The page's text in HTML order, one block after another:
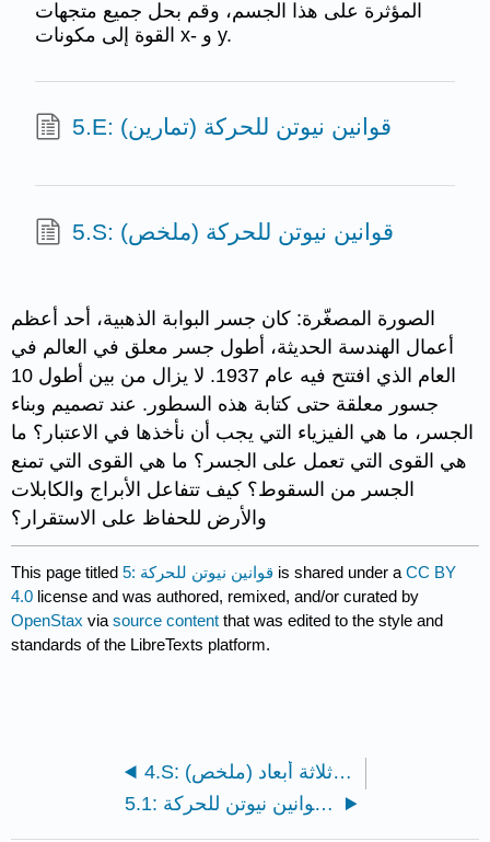
المؤثرة على هذا الجسم، وقم بحل جميع متجهات
القوة إلى مكونات x- و y.
5.E: قوانين نيوتن للحركة (تمارين)
5.S: قوانين نيوتن للحركة (ملخص)
الصورة المصغّرة: كان جسر البوابة الذهبية، أحد أعظم
أعمال الهندسة الحديثة، أطول جسر معلق في العالم في
العام الذي افتتح فيه عام 1937. لا يزال من بين أطول 10
جسور معلقة حتى كتابة هذه السطور. عند تصميم وبناء
الجسر، ما هي الفيزياء التي يجب أن نأخذها في الاعتبار؟ ما
هي القوى التي تعمل على الجسر؟ ما هي القوى التي تمنع
الجسر من السقوط؟ كيف تتفاعل الأبراج والكابلات
والأرض للحفاظ على الاستقرار؟
This page titled 5: قوانين نيوتن للحركة is shared under aCC BY
4.0 license and was authored, remixed, and/or curated by
OpenStax viasource content that was edited to the style and
standards of the LibreTexts platform.
4.S: الحركة في بعدين وثلاثة أبعاد (ملخص)
5.1: مقدمة لقوانين نيوتن للحركة